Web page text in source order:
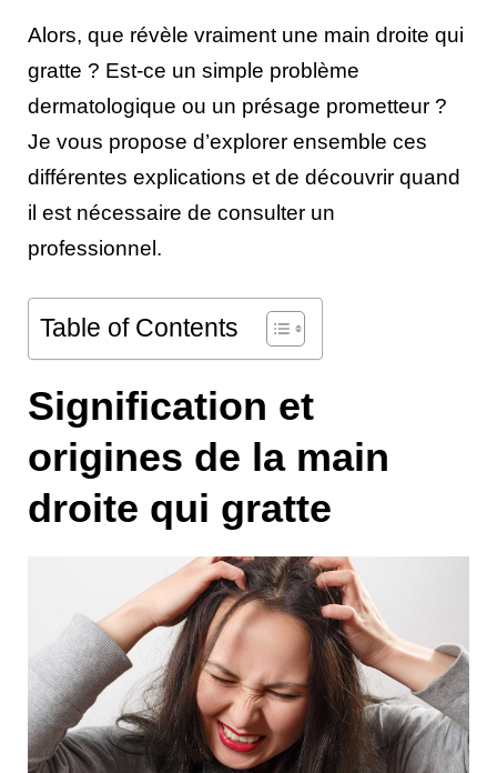
Alors, que révèle vraiment une main droite qui
gratte ? Est-ce un simple problème
dermatologique ou un présage prometteur ?
Je vous propose d’explorer ensemble ces
différentes explications et de découvrir quand
il est nécessaire de consulter un
professionnel.
Table of Contents
Signification et
origines de la main
droite qui gratte